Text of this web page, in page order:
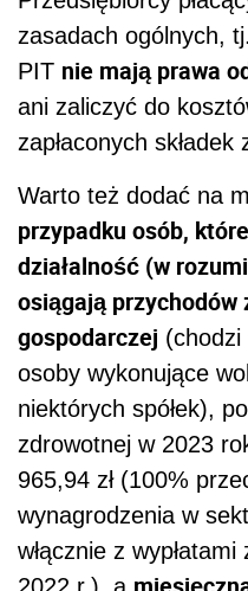
zasadach ogólnych,
PIT nie mają prawa
ani zaliczyć do
zapłaconych składek
Warto też dodać na
przypadku osób,
działalność (w
osiągają przychodów
gospodarczej
osoby wykonujące
niektórych spółek),
zdrowotnej w 2023
965,94 zł (100%
wynagrodzenia w
włącznie z